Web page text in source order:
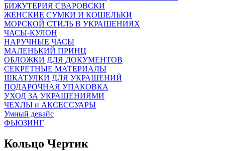
БИЖУТЕРИЯ СВАРОВСКИ
ЖЕНСКИЕ СУМКИ И КОШЕЛЬКИ
МОРСКОЙ СТИЛЬ В УКРАШЕНИЯХ
ЧАСЫ-КУЛОН
НАРУЧНЫЕ ЧАСЫ
МАЛЕНЬКИЙ ПРИНЦ
ОБЛОЖКИ ДЛЯ ДОКУМЕНТОВ
СЕКРЕТНЫЕ МАТЕРИАЛЫ
ШКАТУЛКИ ДЛЯ УКРАШЕНИЙ
ПОДАРОЧНАЯ УПАКОВКА
УХОД ЗА УКРАШЕНИЯМИ
ЧEХЛЫ и АКСЕССУАРЫ
Умный девайс
ФЬЮЗИНГ
Кольцо Чертик